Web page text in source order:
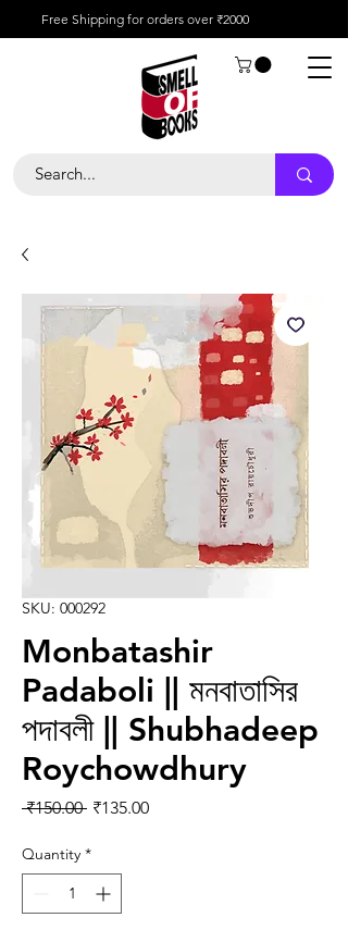
Free Shipping for orders over ₹2000
SKU: 000292
Monbatashir
Padaboli || মনবাতাসির
পদাবলী || Shubhadeep
Roychowdhury
₹150.00 Regular Price
₹135.00Sale Price
Quantity *